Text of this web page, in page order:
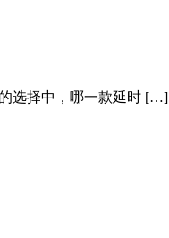
选择中，哪一款延时 […]